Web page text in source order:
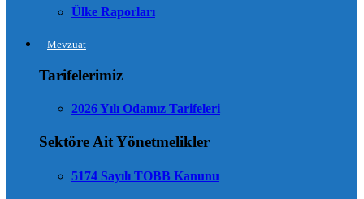
Ülke Raporları
Mevzuat
Tarifelerimiz
2026 Yılı Odamız Tarifeleri
Sektöre Ait Yönetmelikler
5174 Sayılı TOBB Kanunu